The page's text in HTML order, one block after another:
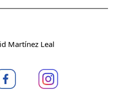
Martínez Leal